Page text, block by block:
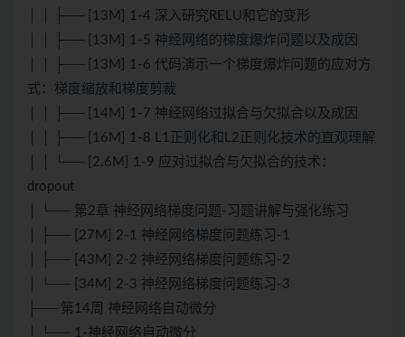
│ │ ├── [13M] 1-4 深入研究RELU和它的变形
│ │ ├── [13M] 1-5 神经网络的梯度爆炸问题以及成因
│ │ ├── [13M] 1-6 代码演示一个梯度爆炸问题的应对方
式：梯度缩放和梯度剪裁
│ │ ├── [14M] 1-7 神经网络过拟合与欠拟合以及成因
│ │ ├── [16M] 1-8 L1正则化和L2正则化技术的直观理解
│ │ └── [2.6M] 1-9 应对过拟合与欠拟合的技术：
dropout
│ └── 第2章 神经网络梯度问题-习题讲解与强化练习
│ ├── [27M] 2-1 神经网络梯度问题练习-1
│ ├── [43M] 2-2 神经网络梯度问题练习-2
│ └── [34M] 2-3 神经网络梯度问题练习-3
├── 第14周 神经网络自动微分
│ └── 1-神经网络自动微分